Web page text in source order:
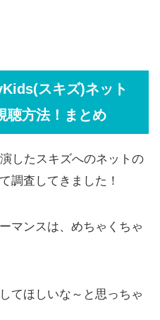
スキズ)ネット
聴方法！まとめ
したスキズへのネットの
調査してきました！
マンスは、めちゃくちゃ
てほしいな～と思っちゃ